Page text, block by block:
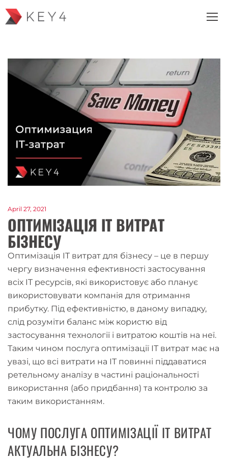
April 27, 2021
ОПТИМІЗАЦІЯ ІТ ВИТРАТ
БІЗНЕСУ
Оптимізація IT витрат для бізнесу – це в першу
чергу визначення ефективності застосування
всіх IT ресурсів, які використовує або планує
використовувати компанія для отримання
прибутку. Під ефективністю, в даному випадку,
слід розуміти баланс між користю від
застосування технології і витратою коштів на неї.
Таким чином послуга оптимізації ІТ витрат має на
увазі, що всі витрати на ІТ повинні піддаватися
ретельному аналізу в частині раціональності
використання (або придбання) та контролю за
таким використанням.
ЧОМУ ПОСЛУГА ОПТИМІЗАЦІЇ IT ВИТРАТ
АКТУАЛЬНА БІЗНЕСУ?